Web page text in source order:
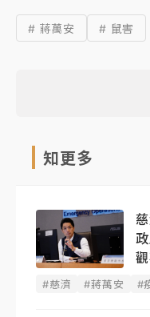
# 蔣萬安 # 鼠害
知更多
#慈濟 #蔣萬安 #